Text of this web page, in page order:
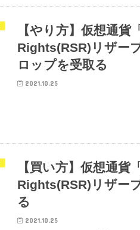
【やり方】仮想通貨
Rights(RSR)リザー
ロップを受取る
2021.10.25
【買い方】仮想通貨
Rights(RSR)リザー
る
2021.10.25